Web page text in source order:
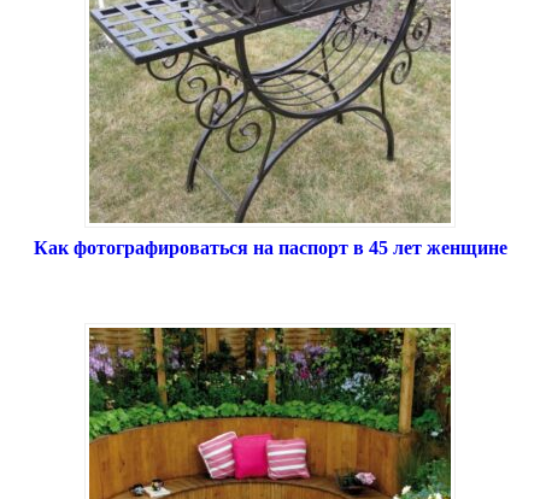
Как фотографироваться на паспорт в 45 лет женщине